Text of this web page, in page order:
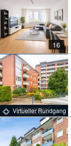
16
Virtueller Rundgang